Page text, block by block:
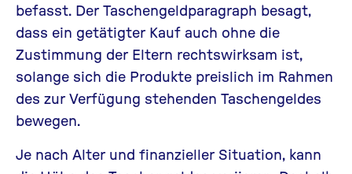
befasst. Der Taschengeldparagraph besagt,
dass ein getätigter Kauf auch ohne die
Zustimmung der Eltern rechtswirksam ist,
solange sich die Produkte preislich im Rahmen
des zur Verfügung stehenden Taschengeldes
bewegen.
Je nach Alter und finanzieller Situation, kann